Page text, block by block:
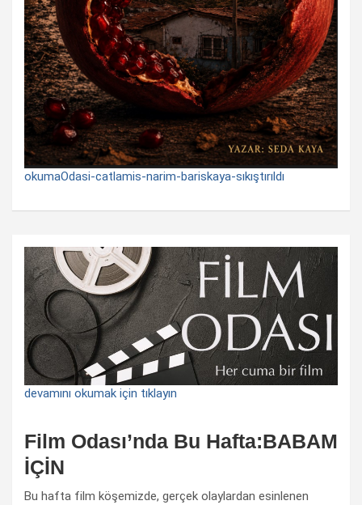
okumaOdasi-catlamis-narim-bariskaya-sıkıştırıldı
devamını okumak için tıklayın
Film Odası’nda Bu Hafta:BABAM
İÇİN
Bu hafta film köşemizde, gerçek olaylardan esinlenen